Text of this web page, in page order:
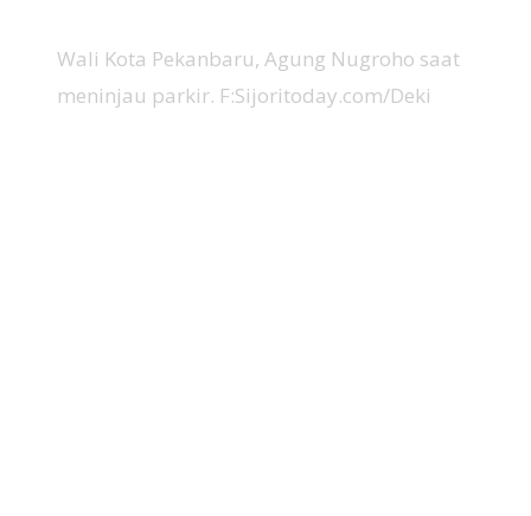
Wali Kota Pekanbaru, Agung Nugroho saat
meninjau parkir. F:Sijoritoday.com/Deki